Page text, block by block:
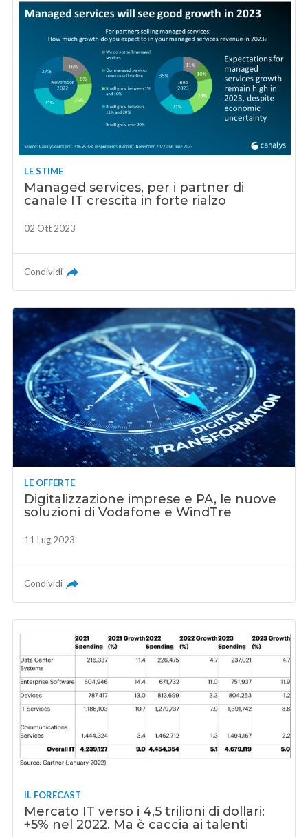
LE STIME
Managed services, per i partner di
canale IT crescita in forte rialzo
02 Ott 2023
Condividi
LE OFFERTE
Digitalizzazione imprese e PA, le nuove
soluzioni di Vodafone e WindTre
11 Lug 2023
Condividi
IL FORECAST
Mercato IT verso i 4,5 trilioni di dollari:
+5% nel 2022. Ma è caccia ai talenti